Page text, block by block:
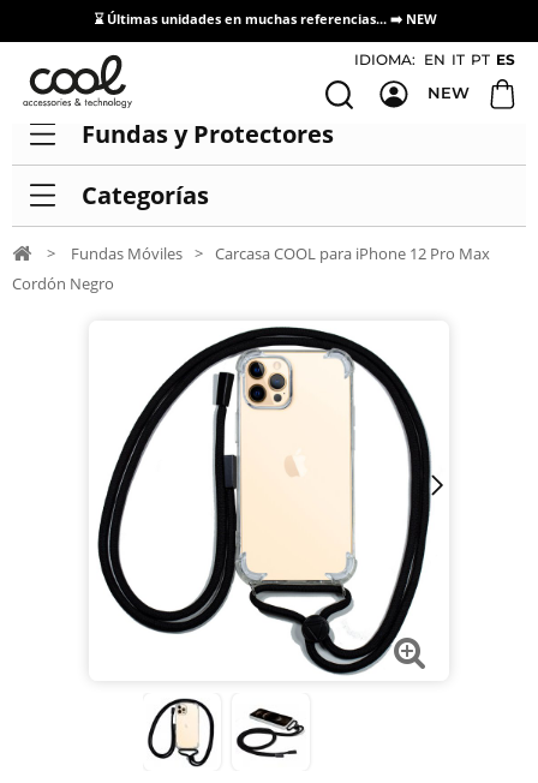
⌛ Últimas unidades en muchas referencias... ➡️ NEW
Acceso / Registro Distribuidores
IDIOMA: EN IT PT ES
NEW
Fundas y Protectores
Categorías
> Fundas Móviles > Carcasa COOL para iPhone 12 Pro Max
Cordón Negro